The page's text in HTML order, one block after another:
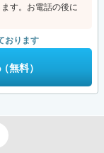
す。お電話の後に
おります
（無料）